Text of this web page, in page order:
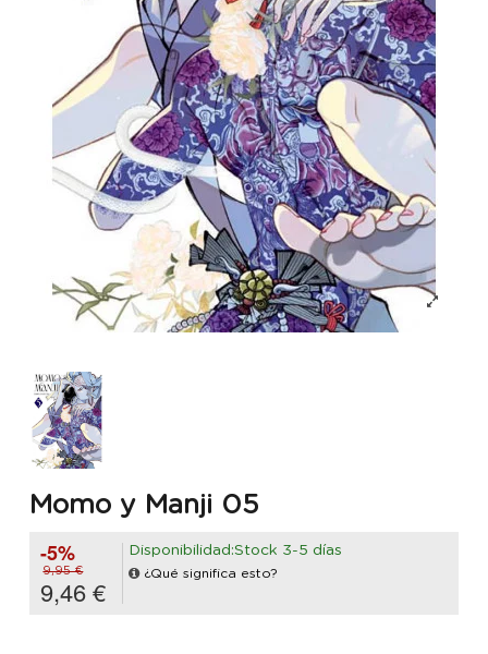
Momo y Manji 05
-5%
9,95 €
9,46 €
Disponibilidad:Stock 3-5 días
¿Qué significa esto?